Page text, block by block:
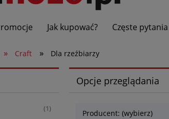
Jak kupować? Częste pytania
» Craft » Dla rzeźbiarzy
(1)
Opcje przeglądania
Producent: (wybierz)